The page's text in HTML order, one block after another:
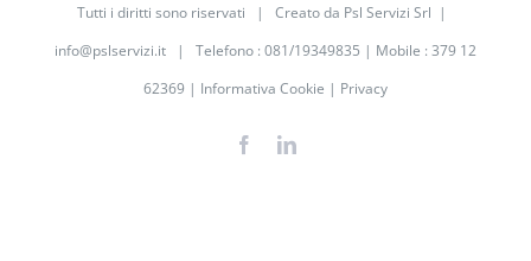
Tutti i diritti sono riservati | Creato da Psl Servizi Srl |
info@pslservizi.it | Telefono : 081/19349835 | Mobile : 379 12
62369 | Informativa Cookie | Privacy
FacebookLinkedIn